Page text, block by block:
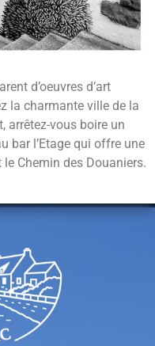
d’oeuvres d’art
la charmante ville de la
arrêtez-vous boire un
bar l’Etage qui offre une
Chemin des Douaniers.